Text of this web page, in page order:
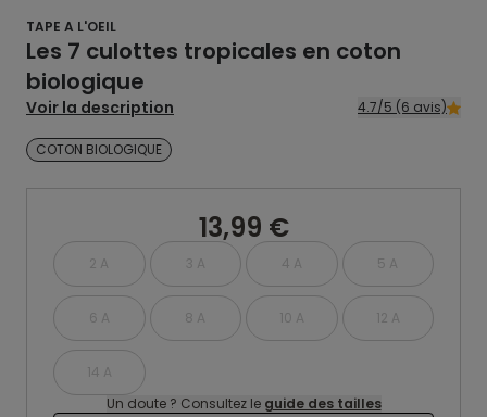
TAPE A L'OEIL
Les 7 culottes tropicales en coton
biologique
Voir la description 4.7/5 (6 avis)
COTON BIOLOGIQUE
13,99 €
2 A 3 A 4 A 5 A
6 A 8 A 10 A 12 A
14 A
Un doute ? Consultez le guide des tailles